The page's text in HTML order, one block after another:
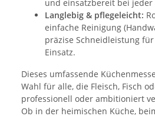
und einsatzbereit bei jeder
Langlebig & pflegeleicht:
einfache Reinigung
präzise Schneidleistung
Einsatz.
Dieses umfassende
Wahl für alle, die Fleisch, Fisch
professionell oder ambitioniert
Ob in der heimischen Küche,